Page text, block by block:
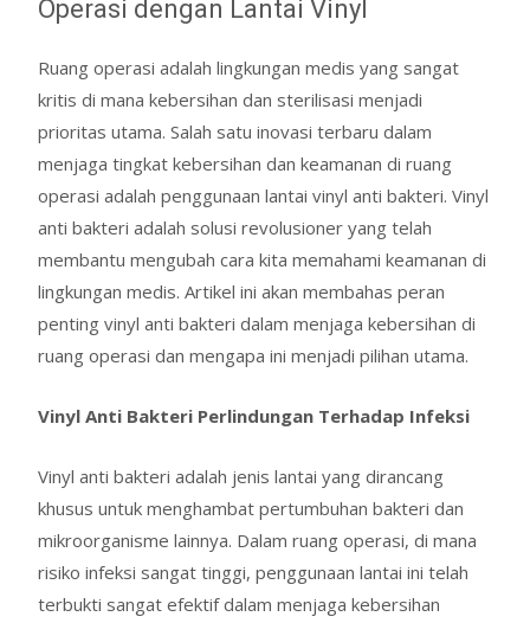
Operasi dengan Lantai Vinyl
Ruang operasi adalah lingkungan medis yang sangat
kritis di mana kebersihan dan sterilisasi menjadi
prioritas utama. Salah satu inovasi terbaru dalam
menjaga tingkat kebersihan dan keamanan di ruang
operasi adalah penggunaan lantai vinyl anti bakteri. Vinyl
anti bakteri adalah solusi revolusioner yang telah
membantu mengubah cara kita memahami keamanan di
lingkungan medis. Artikel ini akan membahas peran
penting vinyl anti bakteri dalam menjaga kebersihan di
ruang operasi dan mengapa ini menjadi pilihan utama.
Vinyl Anti Bakteri Perlindungan Terhadap Infeksi
Vinyl anti bakteri adalah jenis lantai yang dirancang
khusus untuk menghambat pertumbuhan bakteri dan
mikroorganisme lainnya. Dalam ruang operasi, di mana
risiko infeksi sangat tinggi, penggunaan lantai ini telah
terbukti sangat efektif dalam menjaga kebersihan